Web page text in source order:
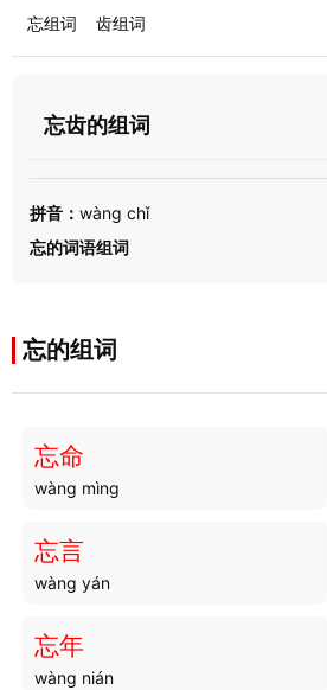
忘组词 齿组词
忘齿的组词
拼音： wàng chǐ
忘的词语组词
忘的组词
忘命
wàng mìng
忘言
wàng yán
忘年
wàng nián